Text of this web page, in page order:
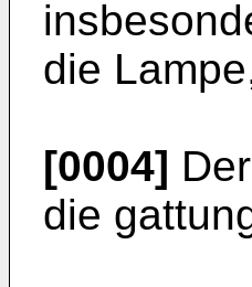
die
[0004]
die